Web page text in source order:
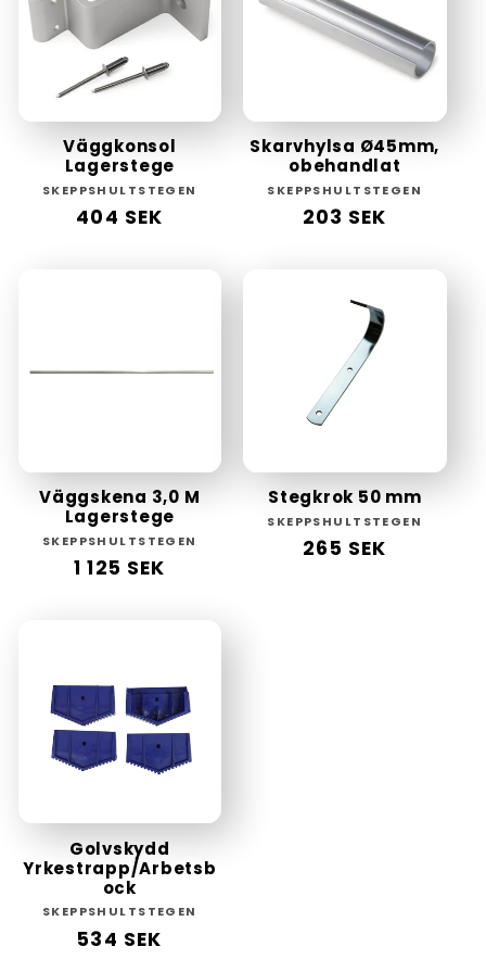
Väggkonsol
Lagerstege
Säljare:
SKEPPSHULTSTEGEN
Ordinarie
404 SEK
Skarvhylsa Ø45mm,
obehandlat
Säljare:
SKEPPSHULTSTEGEN
Ordinarie
203 SEK
Väggskena 3,0 M
Lagerstege
Säljare:
SKEPPSHULTSTEGEN
Ordinarie
1 125 SEK
Stegkrok 50 mm
Säljare:
SKEPPSHULTSTEGEN
Ordinarie
265 SEK
Golvskydd
Yrkestrapp/Arbetsb
ock
Säljare:
SKEPPSHULTSTEGEN
Ordinarie
534 SEK